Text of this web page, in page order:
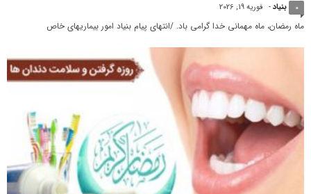
بنیاد- فوریه 19, 2026 0
ماه رمضان، ماه مهمانی خدا گرامی باد. /انتهای پیام بنیاد امور بیماریهای خاص